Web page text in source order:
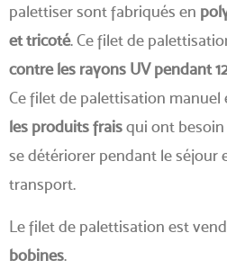
palettiser sont fabriqués en
et tricoté. Ce filet de
contre les rayons UV pendant
Ce filet de palettisation manuel
les produits fraisqui ont besoin
se détériorer pendant le séjour
transport.
Le filet de palettisation est
bobines.